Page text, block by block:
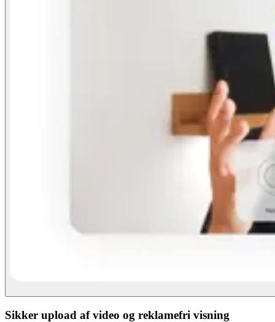
Sikker upload af video og reklamefri visning